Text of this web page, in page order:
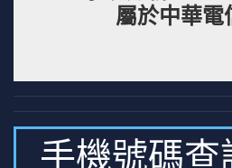
屬於中華電
手機號碼查